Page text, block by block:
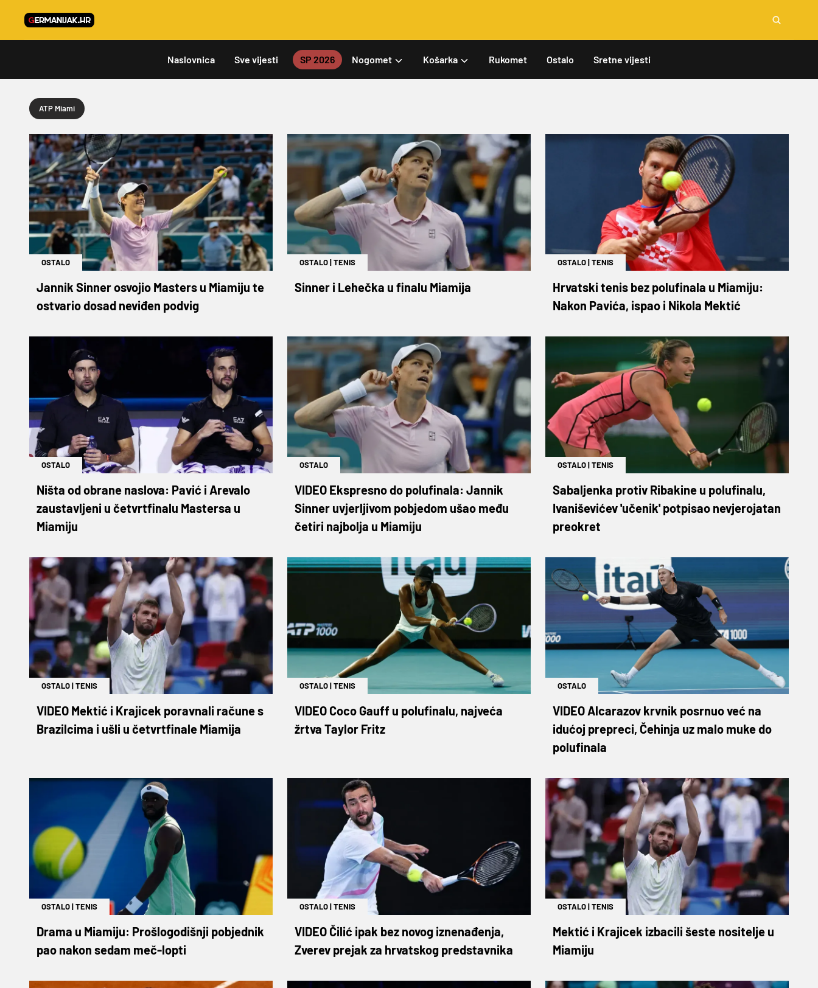
Naslovnica Sve vijesti SP 2026 Nogomet Košarka Rukomet Ostalo Sretne vijesti
ATP Miami
OSTALO
Jannik Sinner osvojio Masters u Miamiju te
ostvario dosad neviđen podvig
OSTALO|TENIS
Sinner i Lehečka u finalu Miamija
OSTALO|TENIS
Hrvatski tenis bez polufinala u Miamiju:
Nakon Pavića, ispao i Nikola Mektić
OSTALO
Ništa od obrane naslova: Pavić i Arevalo
zaustavljeni u četvrtfinalu Mastersa u
Miamiju
OSTALO
VIDEO Ekspresno do polufinala: Jannik
Sinner uvjerljivom pobjedom ušao među
četiri najbolja u Miamiju
OSTALO|TENIS
Sabaljenka protiv Ribakine u polufinalu,
Ivaniševićev 'učenik' potpisao nevjerojatan
preokret
OSTALO|TENIS
VIDEO Mektić i Krajicek poravnali račune s
Brazilcima i ušli u četvrtfinale Miamija
OSTALO|TENIS
VIDEO Coco Gauff u polufinalu, najveća
žrtva Taylor Fritz
OSTALO
VIDEO Alcarazov krvnik posrnuo već na
idućoj prepreci, Čehinja uz malo muke do
polufinala
OSTALO|TENIS
Drama u Miamiju: Prošlogodišnji pobjednik
pao nakon sedam meč-lopti
OSTALO|TENIS
VIDEO Čilić ipak bez novog iznenađenja,
Zverev prejak za hrvatskog predstavnika
OSTALO|TENIS
Mektić i Krajicek izbacili šeste nositelje u
Miamiju